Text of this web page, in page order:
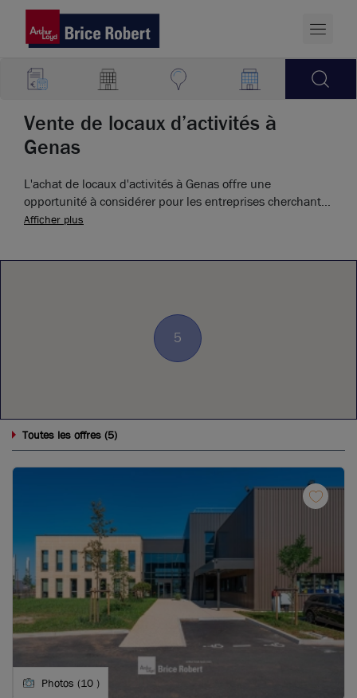
Vente de locaux d’activités à
Genas
L'achat de locaux d'activités à Genas offre une
opportunité à considérer pour les entreprises cherchant à
se développer dans un cadre économique favorable.
Afficher plus
5
Toutes les offres (5)
Photos (10 )